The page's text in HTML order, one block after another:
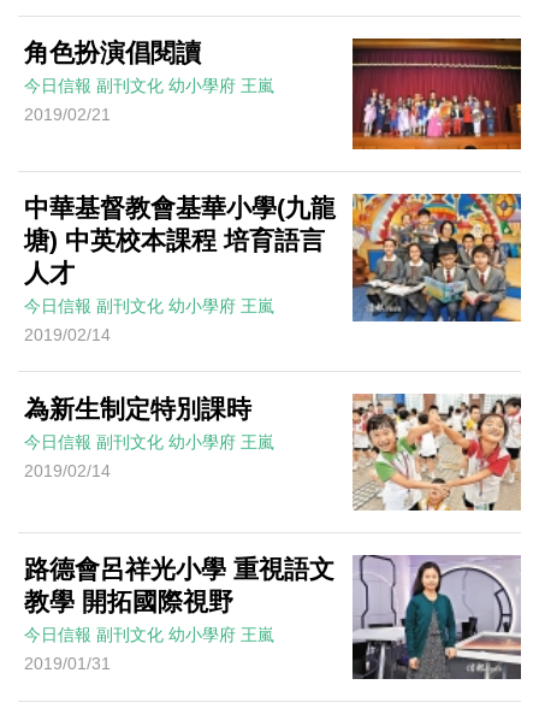
角色扮演倡閱讀
今日信報 副刊文化 幼小學府 王嵐
2019/02/21
中華基督教會基華小學(九龍
塘) 中英校本課程 培育語言
人才
今日信報 副刊文化 幼小學府 王嵐
2019/02/14
為新生制定特別課時
今日信報 副刊文化 幼小學府 王嵐
2019/02/14
路德會呂祥光小學 重視語文
教學 開拓國際視野
今日信報 副刊文化 幼小學府 王嵐
2019/01/31